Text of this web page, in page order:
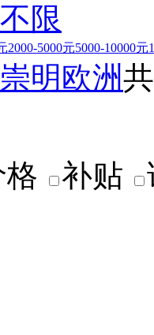
不限
2000-5000元5000-10000元
崇明欧洲
补贴